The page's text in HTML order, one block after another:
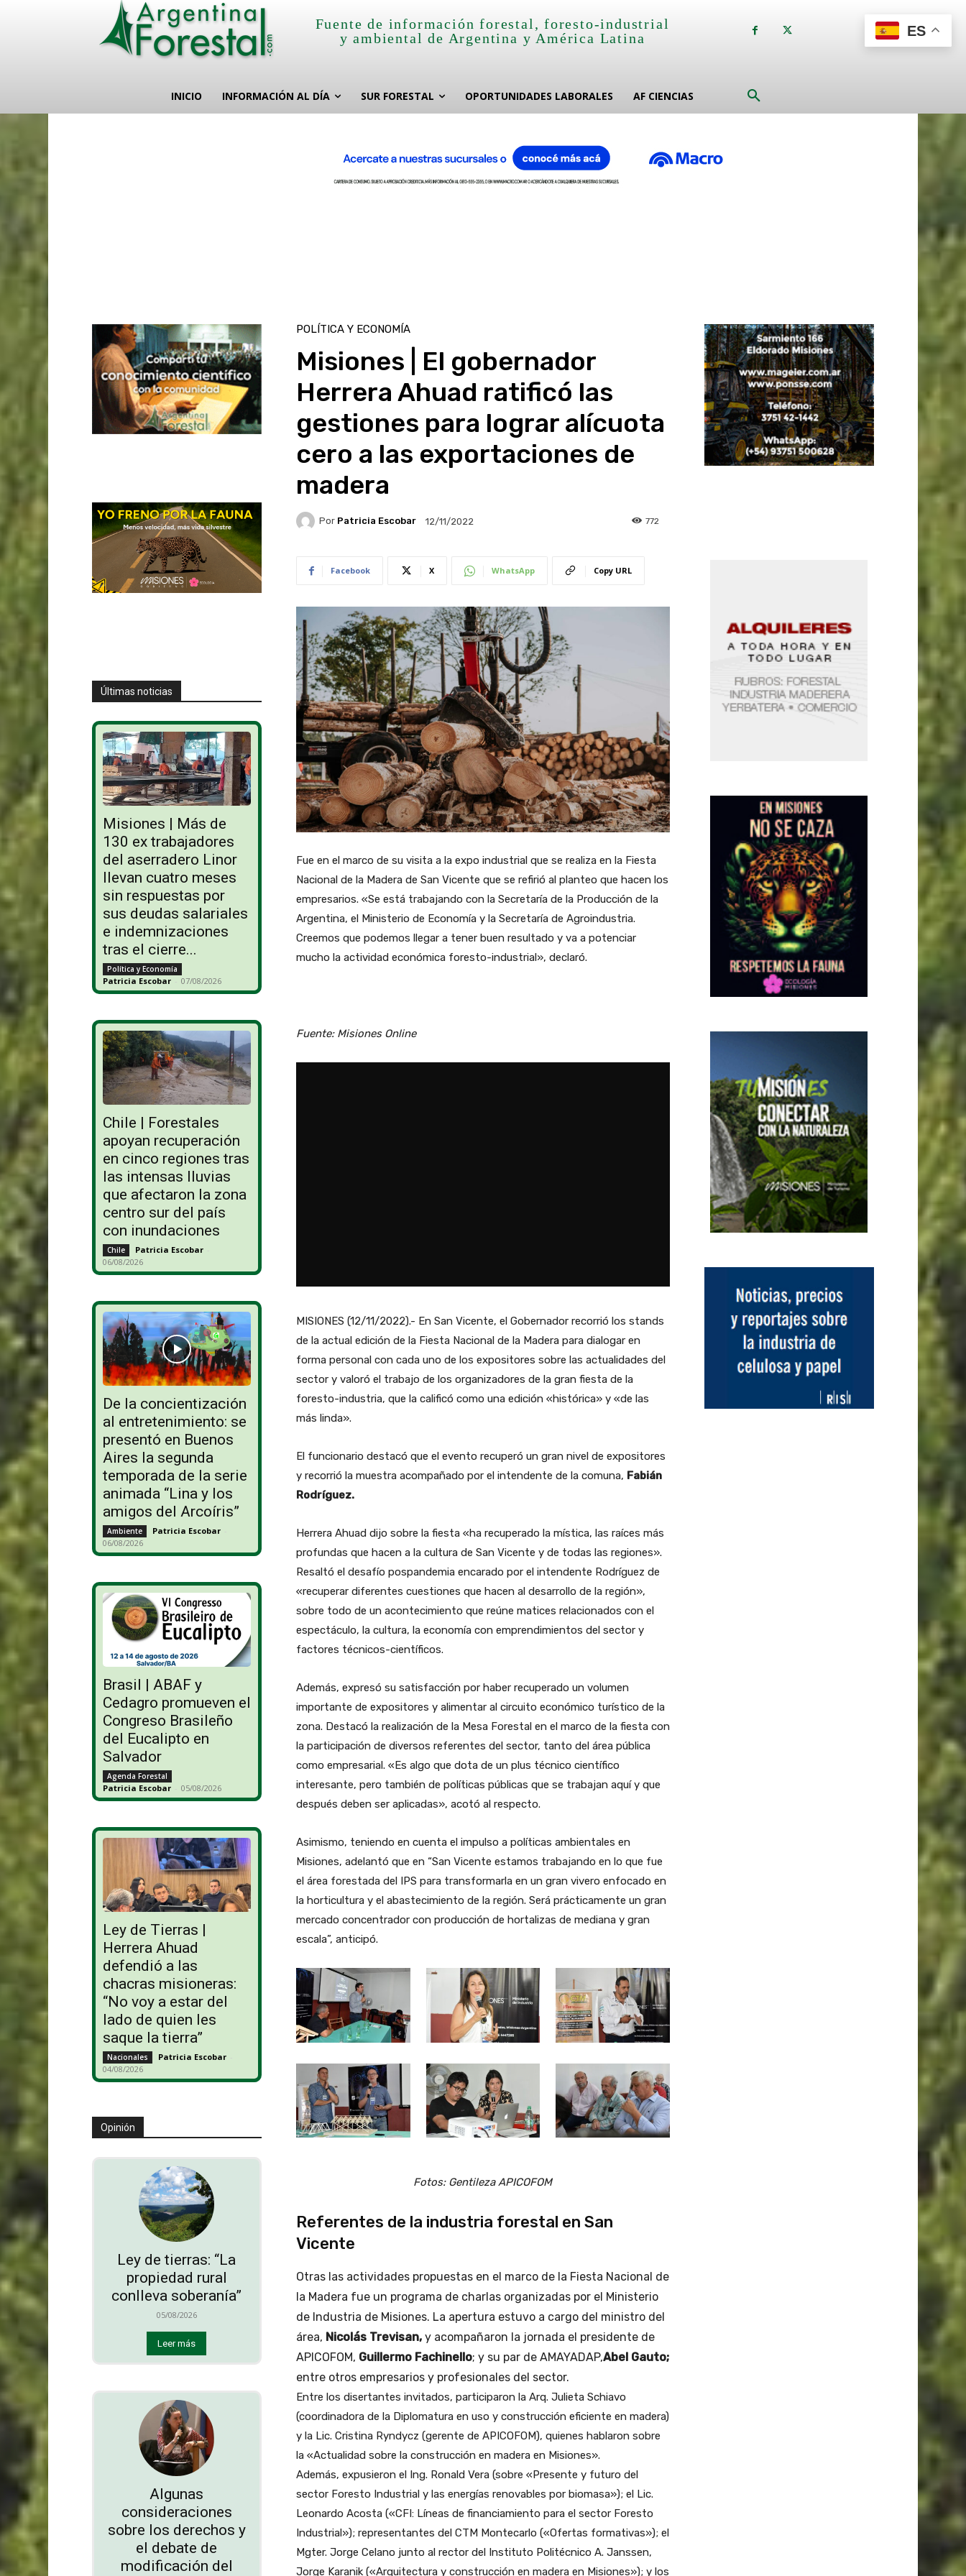
Fuente de información forestal, foresto-industrial
y ambiental de Argentina y América Latina
INICIO INFORMACIÓN AL DÍA SUR FORESTAL OPORTUNIDADES LABORALES AF CIENCIAS
Últimas noticias
Misiones | Más de
130 ex trabajadores
del aserradero Linor
llevan cuatro meses
sin respuestas por
sus deudas salariales
e indemnizaciones
tras el cierre...
Política y Economía
Patricia Escobar - 07/08/2026
Chile | Forestales
apoyan recuperación
en cinco regiones tras
las intensas lluvias
que afectaron la zona
centro sur del país
con inundaciones
Chile Patricia Escobar -
06/08/2026
De la concientización
al entretenimiento: se
presentó en Buenos
Aires la segunda
temporada de la serie
animada “Lina y los
amigos del Arcoíris”
Ambiente Patricia Escobar -
06/08/2026
Brasil | ABAF y
Cedagro promueven el
Congreso Brasileño
del Eucalipto en
Salvador
Agenda Forestal
Patricia Escobar - 05/08/2026
Ley de Tierras |
Herrera Ahuad
defendió a las
chacras misioneras:
“No voy a estar del
lado de quien les
saque la tierra”
Nacionales Patricia Escobar -
04/08/2026
Opinión
Ley de tierras: “La
propiedad rural
conlleva soberanía”
05/08/2026
Leer más
Algunas
consideraciones
sobre los derechos y
el debate de
modificación del
POLÍTICA Y ECONOMÍA
Misiones | El gobernador
Herrera Ahuad ratificó las
gestiones para lograr alícuota
cero a las exportaciones de
madera
Por Patricia Escobar 12/11/2022 772
Facebook X WhatsApp Copy URL
Fue en el marco de su visita a la expo industrial que se realiza en la Fiesta
Nacional de la Madera de San Vicente que se refirió al planteo que hacen los
empresarios. «Se está trabajando con la Secretaría de la Producción de la
Argentina, el Ministerio de Economía y la Secretaría de Agroindustria.
Creemos que podemos llegar a tener buen resultado y va a potenciar
mucho la actividad económica foresto-industrial», declaró.
Fuente: Misiones Online
MISIONES (12/11/2022).- En San Vicente, el Gobernador recorrió los stands
de la actual edición de la Fiesta Nacional de la Madera para dialogar en
forma personal con cada uno de los expositores sobre las actualidades del
sector y valoró el trabajo de los organizadores de la gran fiesta de la
foresto-industria, que la calificó como una edición «histórica» y «de las
más linda».
El funcionario destacó que el evento recuperó un gran nivel de expositores
y recorrió la muestra acompañado por el intendente de la comuna, Fabián
Rodríguez.
Herrera Ahuad dijo sobre la fiesta «ha recuperado la mística, las raíces más
profundas que hacen a la cultura de San Vicente y de todas las regiones».
Resaltó el desafío pospandemia encarado por el intendente Rodríguez de
«recuperar diferentes cuestiones que hacen al desarrollo de la región»,
sobre todo de un acontecimiento que reúne matices relacionados con el
espectáculo, la cultura, la economía con emprendimientos del sector y
factores técnicos-científicos.
Además, expresó su satisfacción por haber recuperado un volumen
importante de expositores y alimentar al circuito económico turístico de la
zona. Destacó la realización de la Mesa Forestal en el marco de la fiesta con
la participación de diversos referentes del sector, tanto del área pública
como empresarial. «Es algo que dota de un plus técnico científico
interesante, pero también de políticas públicas que se trabajan aquí y que
después deben ser aplicadas», acotó al respecto.
Asimismo, teniendo en cuenta el impulso a políticas ambientales en
Misiones, adelantó que en “San Vicente estamos trabajando en lo que fue
el área forestada del IPS para transformarla en un gran vivero enfocado en
la horticultura y el abastecimiento de la región. Será prácticamente un gran
mercado concentrador con producción de hortalizas de mediana y gran
escala”, anticipó.
Fotos: Gentileza APICOFOM
Referentes de la industria forestal en San
Vicente
Otras las actividades propuestas en el marco de la Fiesta Nacional de
la Madera fue un programa de charlas organizadas por el Ministerio
de Industria de Misiones. La apertura estuvo a cargo del ministro del
área, Nicolás Trevisan,y acompañaron la jornada el presidente de
APICOFOM, Guillermo Fachinello; y su par de AMAYADAP,Abel Gauto;
entre otros empresarios y profesionales del sector.
Entre los disertantes invitados, participaron la Arq. Julieta Schiavo
(coordinadora de la Diplomatura en uso y construcción eficiente en madera)
y la Lic. Cristina Ryndycz (gerente de APICOFOM), quienes hablaron sobre
la «Actualidad sobre la construcción en madera en Misiones».
Además, expusieron el Ing. Ronald Vera (sobre «Presente y futuro del
sector Foresto Industrial y las energías renovables por biomasa»); el Lic.
Leonardo Acosta («CFI: Líneas de financiamiento para el sector Foresto
Industrial»); representantes del CTM Montecarlo («Ofertas formativas»); el
Mgter. Jorge Celano junto al rector del Instituto Politécnico A. Janssen,
Jorge Karanik («Arquitectura y construcción en madera en Misiones»); y los
ES